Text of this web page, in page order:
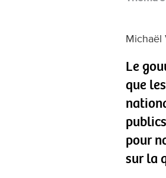
Michaël
Le
que
pour
sur la